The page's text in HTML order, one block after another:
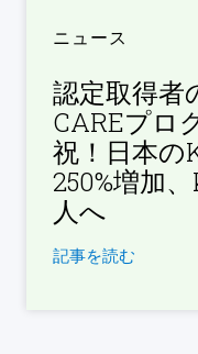
ニュース
認定取得者
CAREプロ
祝！日本の
250%増加
人へ
記事を読む